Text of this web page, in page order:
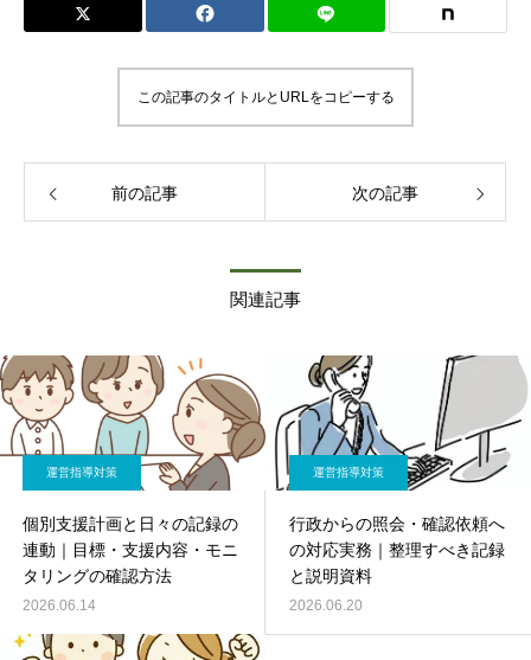
この記事のタイトルとURLをコピーする
前の記事 次の記事
関連記事
運営指導対策
個別支援計画と日々の記録の
連動｜目標・支援内容・モニ
タリングの確認方法
2026.06.14
運営指導対策
行政からの照会・確認依頼へ
の対応実務｜整理すべき記録
と説明資料
2026.06.20